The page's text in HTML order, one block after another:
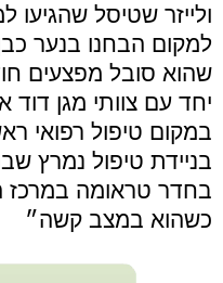
ולייזר שטיסל שהגיעו
שהוא סובל מפצעים
יחד עם צוותי מגן דוד
במקום טיפול רפואי
בניידת טיפול נמרץ
בחדר טראומה במרכז
כשהוא במצב קשה״